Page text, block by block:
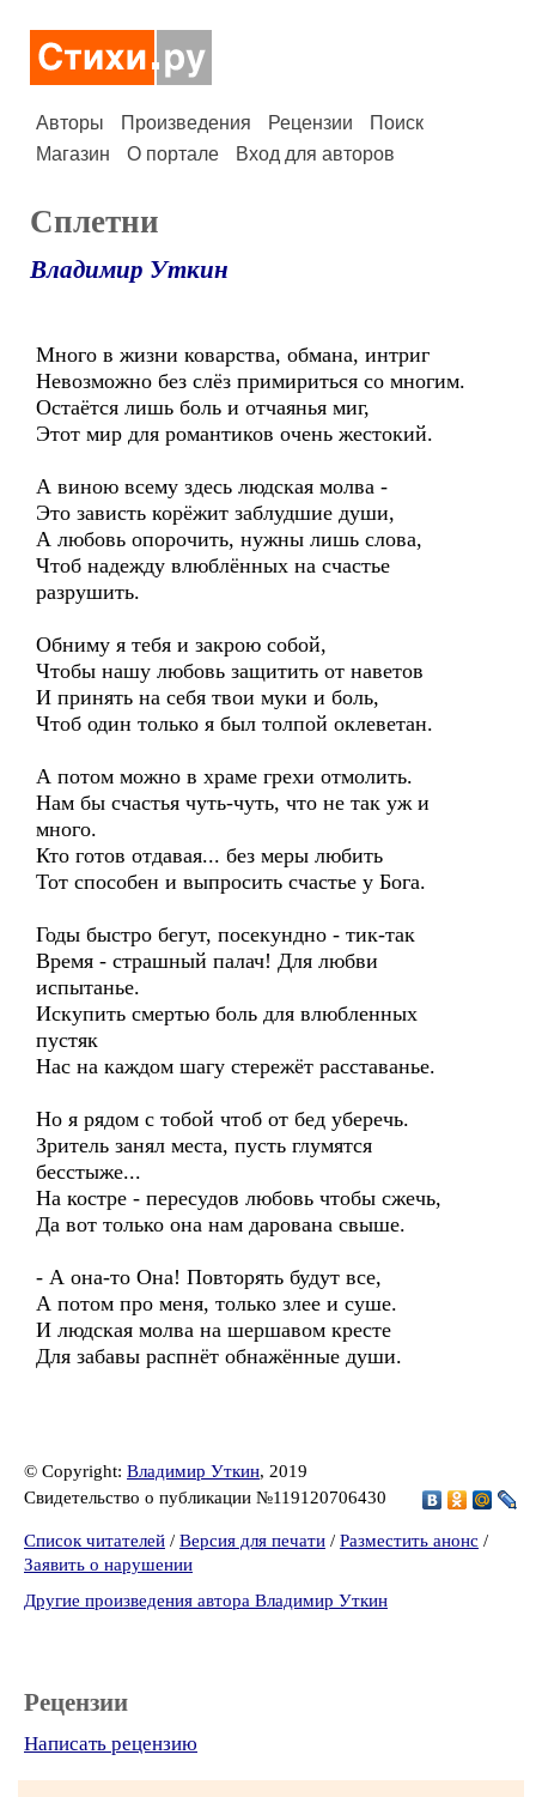
Авторы Произведения Рецензии
Поиск
Магазин
О портале Вход для авторов
Сплетни
Владимир Уткин
Много в жизни коварства, обмана, интриг
Невозможно без слёз примириться со многим.
Остаётся лишь боль и отчаянья миг,
Этот мир для романтиков очень жестокий.
А виною всему здесь людская молва -
Это зависть корёжит заблудшие души,
А любовь опорочить, нужны лишь слова,
Чтоб надежду влюблённых на счастье
разрушить.
Обниму я тебя и закрою собой,
Чтобы нашу любовь защитить от наветов
И принять на себя твои муки и боль,
Чтоб один только я был толпой оклеветан.
А потом можно в храме грехи отмолить.
Нам бы счастья чуть-чуть, что не так уж и
много.
Кто готов отдавая... без меры любить
Тот способен и выпросить счастье у Бога.
Годы быстро бегут, посекундно - тик-так
Время - страшный палач! Для любви
испытанье.
Искупить смертью боль для влюбленных
пустяк
Нас на каждом шагу стережёт расставанье.
Но я рядом с тобой чтоб от бед уберечь.
Зритель занял места, пусть глумятся
бесстыже...
На костре - пересудов любовь чтобы сжечь,
Да вот только она нам дарована свыше.
- А она-то Она! Повторять будут все,
А потом про меня, только злее и суше.
И людская молва на шершавом кресте
Для забавы распнёт обнажённые души.
© Copyright: Владимир Уткин, 2019
Свидетельство о публикации №119120706430
Список читателей / Версия для печати / Разместить анонс /
Заявить о нарушении
Другие произведения автора Владимир Уткин
Рецензии
Написать рецензию